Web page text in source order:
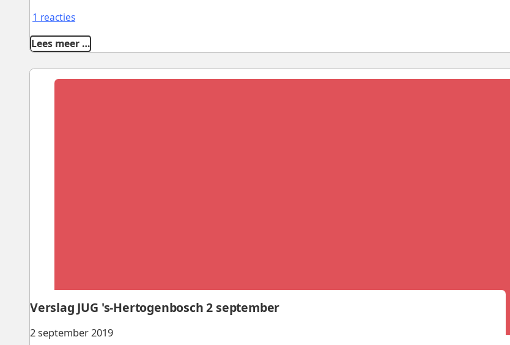
1 reacties
Lees meer …
2 september 2019
Verslag JUG 's-Hertogenbosch 2 september